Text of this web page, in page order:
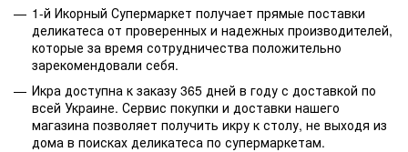
1-й Икорный Супермаркет получает прямые поставки
деликатеса от проверенных и надежных производителей,
которые за время сотрудничества положительно
зарекомендовали себя.
Икра доступна к заказу 365 дней в году с доставкой по
всей Украине. Сервис покупки и доставки нашего
магазина позволяет получить икру к столу, не выходя из
дома в поисках деликатеса по супермаркетам.